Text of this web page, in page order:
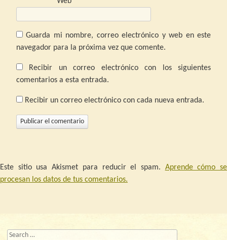
Guarda mi nombre, correo electrónico y web en este
navegador para la próxima vez que comente.
Recibir un correo electrónico con los siguientes
comentarios a esta entrada.
Recibir un correo electrónico con cada nueva entrada.
Este sitio usa Akismet para reducir el spam. Aprende cómo se
procesan los datos de tus comentarios.
Buscar